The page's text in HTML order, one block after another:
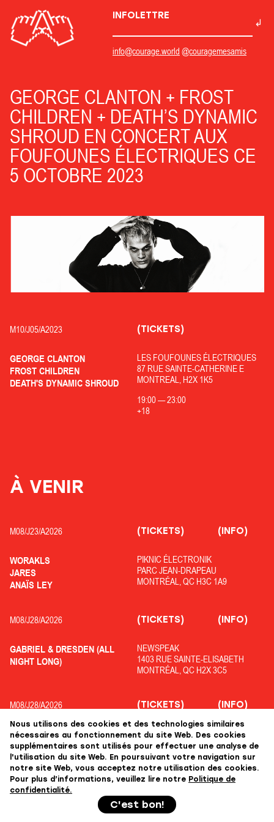
INFOLETTRE
info@courage.world @couragemesamis
GEORGE CLANTON + FROST
CHILDREN + DEATH’S DYNAMIC
SHROUD EN CONCERT AUX
FOUFOUNES ÉLECTRIQUES CE
5 OCTOBRE 2023
M10/J05/A2023
GEORGE CLANTON
FROST CHILDREN
DEATH'S DYNAMIC SHROUD
LES FOUFOUNES ÉLECTRIQUES
87 RUE SAINTE-CATHERINE E
MONTREAL, H2X 1K5
19:00—23:00
+18
(TICKETS)
À VENIR
M08/J23/A2026
WORAKLS
JARES
ANAÏS LEY
PIKNIC ÉLECTRONIK
PARC JEAN-DRAPEAU
MONTRÉAL, QC H3C 1A9
(TICKETS) (INFO)
M08/J28/A2026
GABRIEL & DRESDEN (ALL
NIGHT LONG)
NEWSPEAK
1403 RUE SAINTE-ELISABETH
MONTRÉAL, QC H2X 3C5
(TICKETS) (INFO)
M08/J28/A2026
ADRIATIQUE
COLYN
KOLOPHANE
OFF PIKNIC
PARC JEAN-DRAPEAU
MONTRÉAL, QC H3C 1A9
(TICKETS) (INFO)
+++
Nous utilisons des cookies et des technologies similaires
nécessaires au fonctionnement du site Web. Des cookies
supplémentaires sont utilisés pour effectuer une analyse de
l'utilisation du site Web. En poursuivant votre navigation sur
notre site Web, vous acceptez notre utilisation des cookies.
Pour plus d’informations, veuillez lire notre Politique de
confidentialité.
C'est bon!